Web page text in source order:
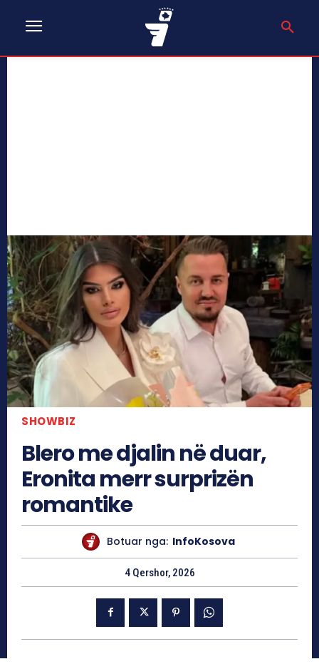
SHOWBIZ
Blero me djalin në duar,
Eronita merr surprizën
romantike
Botuar nga: InfoKosova
4 Qershor, 2026